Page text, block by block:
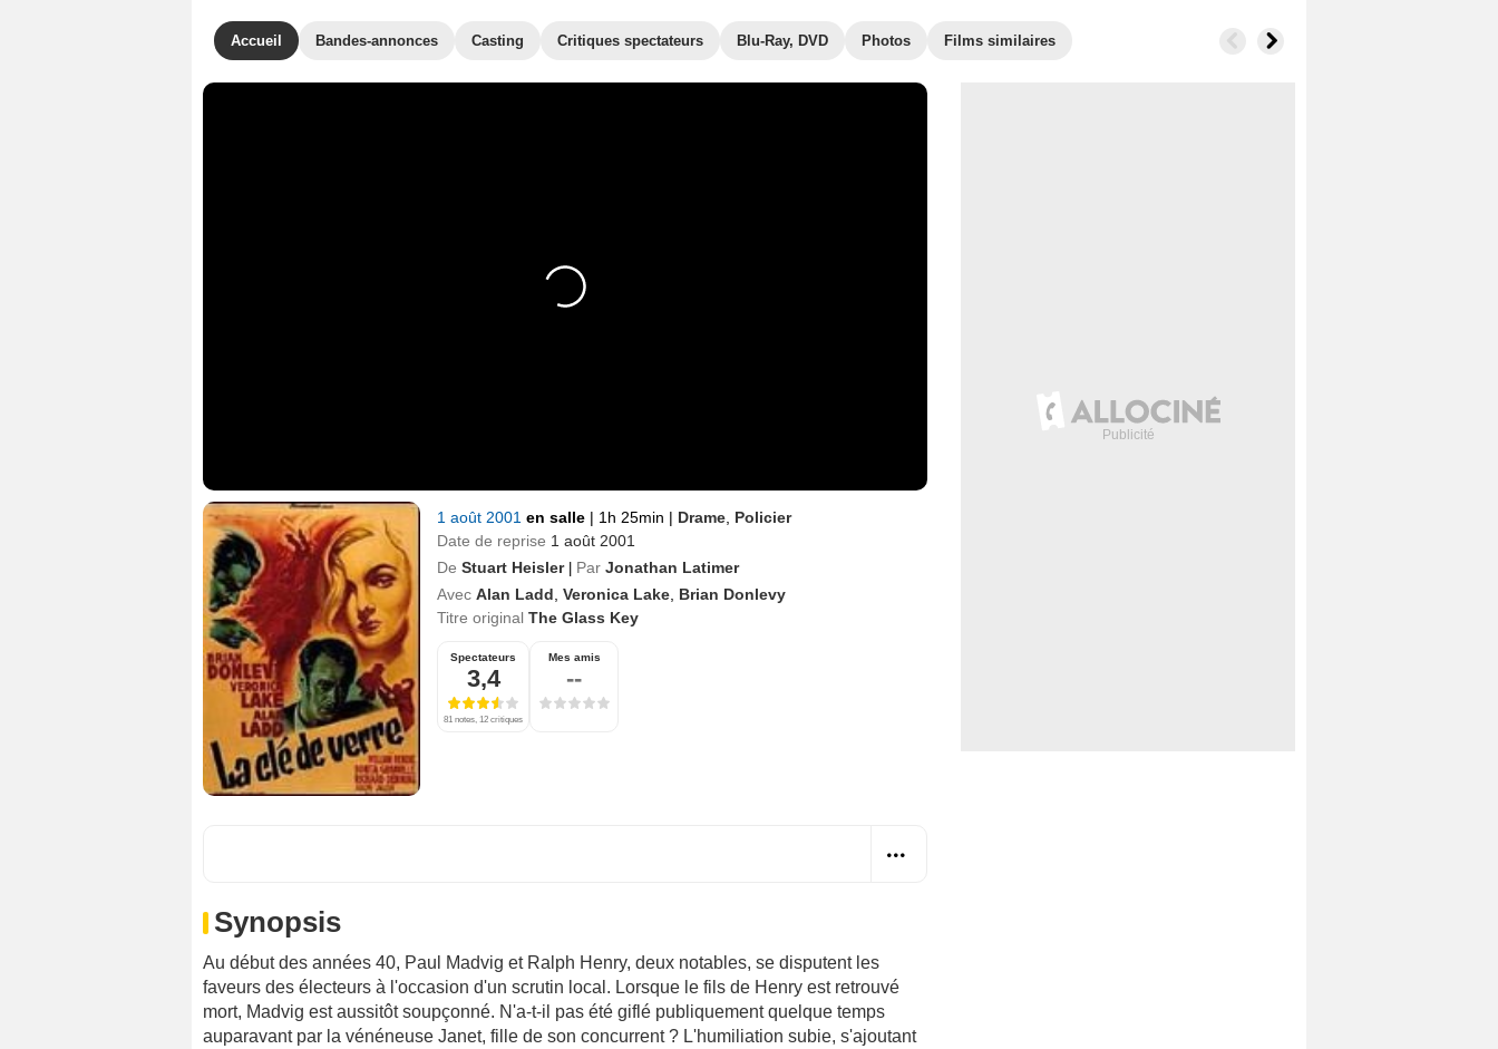
Accueil Bandes-annonces Casting Critiques spectateurs Blu-Ray, DVD Photos Films similaires
1 août 2001 en salle | 1h 25min | Drame Policier
Date de reprise 1 août 2001
De Stuart Heisler | Par Jonathan Latimer
Avec Alan Ladd Veronica Lake Brian Donlevy
Titre original The Glass Key
Spectateurs
3,4
81 notes, 12 critiques
Mes amis
--
Synopsis
Au début des années 40, Paul Madvig et Ralph Henry, deux notables, se disputent les
faveurs des électeurs à l'occasion d'un scrutin local. Lorsque le fils de Henry est retrouvé
mort, Madvig est aussitôt soupçonné. N'a-t-il pas été giflé publiquement quelque temps
auparavant par la vénéneuse Janet, fille de son concurrent ? L'humiliation subie, s'ajoutant